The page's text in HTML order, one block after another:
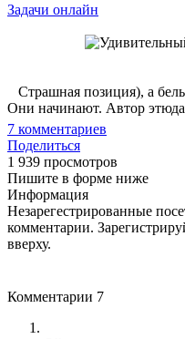
Задачи онлайн
Страшная позиция), а
Они начинают. Автор
7 комментариев
Поделиться
1 939 просмотров
Пишите в форме ниже
Информация
Незарегестрированные
комментарии.
вверху.
Комментарии 7